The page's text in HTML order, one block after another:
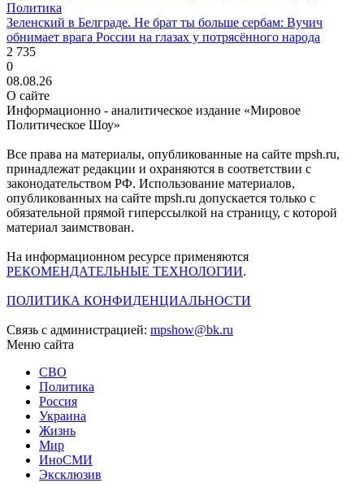
Политика
Зеленский в Белграде. Не брат ты больше сербам: Вучич
обнимает врага России на глазах у потрясённого народа
2 735
0
08.08.26
О сайте
Информационно - аналитическое издание «Мировое
Политическое Шоу»
Все права на материалы, опубликованные на сайте mpsh.ru,
принадлежат редакции и охраняются в соответствии с
законодательством РФ. Использование материалов,
опубликованных на сайте mpsh.ru допускается только с
обязательной прямой гиперссылкой на страницу, с которой
материал заимствован.
На информационном ресурсе применяются
РЕКОМЕНДАТЕЛЬНЫЕ ТЕХНОЛОГИИ.
ПОЛИТИКА КОНФИДЕНЦИАЛЬНОСТИ
Связь с администрацией: mpshow@bk.ru
Меню сайта
СВО
Политика
Россия
Украина
Жизнь
Мир
ИноСМИ
Эксклюзив